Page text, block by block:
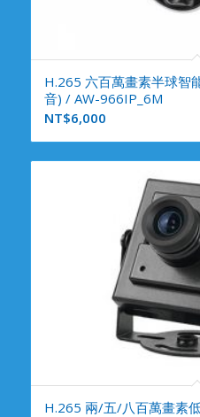
H.265 六百萬畫素半球智
音) / AW-966IP_6M
NT$6,000
H.265 兩/五/八百萬畫素